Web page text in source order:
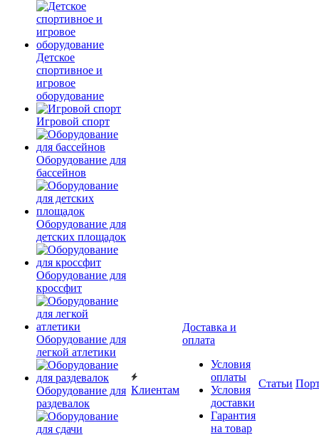
Детское
спортивное и
игровое
оборудование
Игровой спорт
Оборудование для
бассейнов
Оборудование для
детских площадок
Оборудование для
кроссфит
Оборудование для
легкой атлетики
Оборудование для
раздевалок
Клиентам
Доставка и
оплата
Условия
оплаты
Условия
доставки
Гарантия
на товар
Статьи